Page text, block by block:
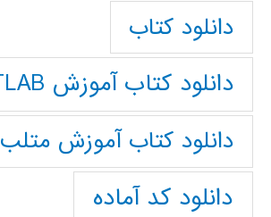
دانلود کتاب
دانلود کتاب آموزش MATLAB
دانلود کتاب آموزش متلب
دانلود کد آماده